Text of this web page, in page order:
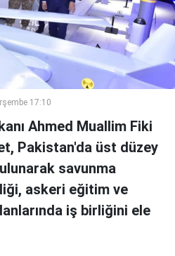
17:10
Ahmed Muallim Fiki
Pakistan'da üst düzey
savunma
askeri eğitim ve
iş birliğini ele